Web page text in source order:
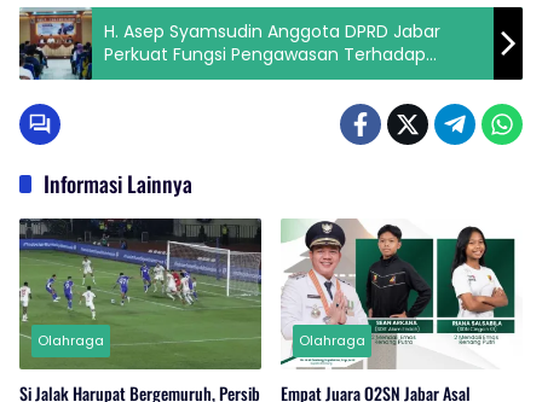
H. Asep Syamsudin Anggota DPRD Jabar
Perkuat Fungsi Pengawasan Terhadap
Jalannya Pemerintahan
Informasi Lainnya
Olahraga
Si Jalak Harupat Bergemuruh, Persib
Olahraga
Empat Juara O2SN Jabar Asal